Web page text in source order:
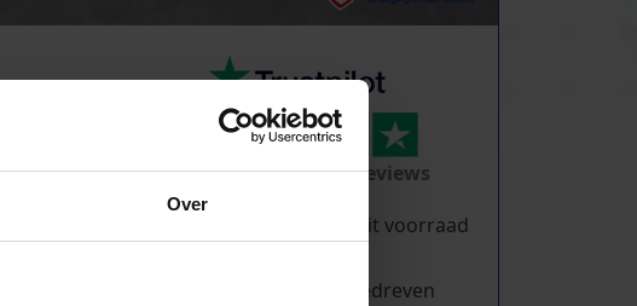
Over
TrustScore5.0|213reviews
Kilometers rollenbaan uit voorraad
Zwaartekracht en aangedreven